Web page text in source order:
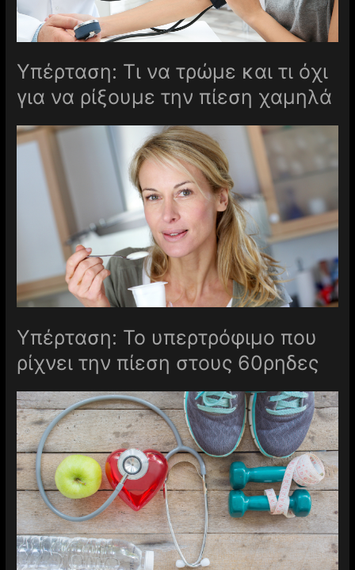
Υπέρταση: Τι να τρώμε και τι όχι
για να ρίξουμε την πίεση χαμηλά
Υπέρταση: Το υπερτρόφιμο που
ρίχνει την πίεση στους 60ρηδες